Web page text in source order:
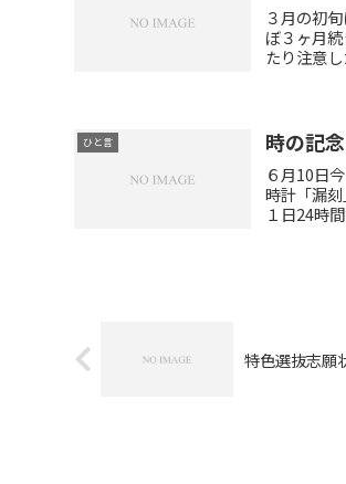
３月の初
ぼ３ヶ月
たり注意
ひと言 時の記
６月10日
時計「漏
１日24時
特色選抜志願